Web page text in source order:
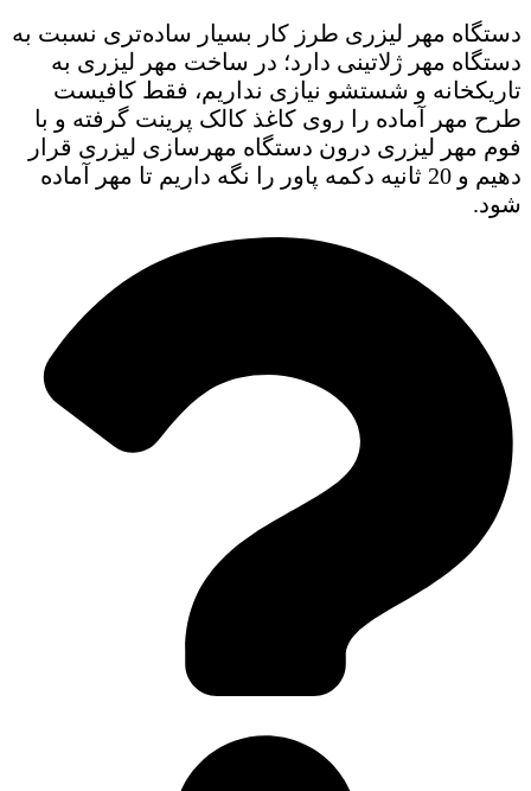
دستگاه مهر لیزری طرز کار بسیار ساده‌تری نسبت به
دستگاه مهر ژلاتینی دارد؛ در ساخت مهر لیزری به
تاریکخانه و شستشو نیازی نداریم، فقط کافیست
طرح مهر آماده را روی کاغذ کالک پرینت گرفته و با
فوم مهر لیزری درون دستگاه مهرسازی لیزری قرار
دهیم و 20 ثانیه دکمه پاور را نگه داریم تا مهر آماده
شود.